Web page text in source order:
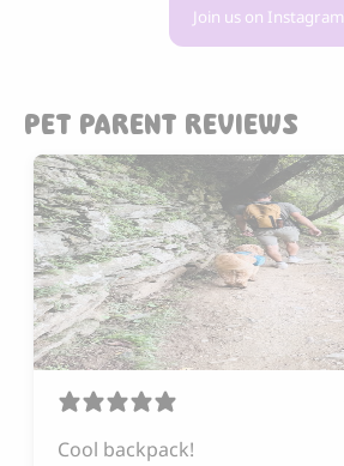
Join us on Instagram
PET PARENT REVIEWS
Cool backpack!